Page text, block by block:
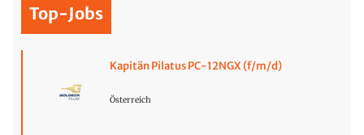
Top-Jobs
Kapitän Pilatus PC-12NGX (f/m/d)
Österreich